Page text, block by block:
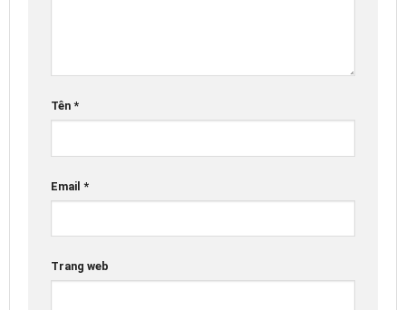
Tên *
Email *
Trang web